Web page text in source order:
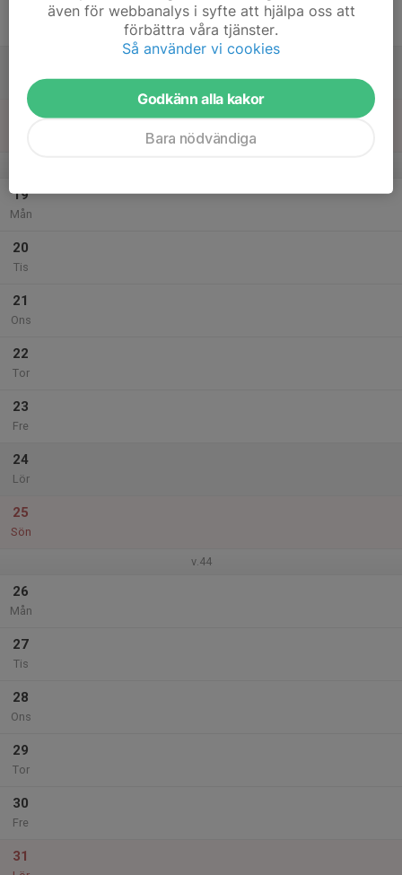
19
Mån
20
Tis
21
Ons
22
Tor
23
Fre
24
Lör
25
Sön
v.44
26
Mån
27
Tis
28
Ons
29
Tor
30
Fre
31
även för webbanalys i syfte att hjälpa oss att
förbättra våra tjänster.
Så använder vi cookies
Godkänn alla kakor
Bara nödvändiga